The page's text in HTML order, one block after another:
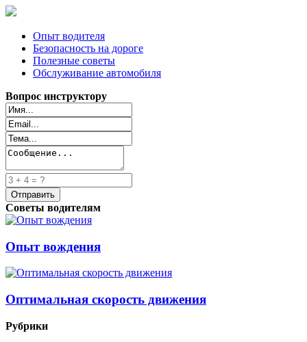
Опыт водителя
Безопасность на дороге
Полезные советы
Обслуживание автомобиля
Вопрос инструктору
Советы водителям
Опыт вождения
Оптимальная скорость движения
Рубрики